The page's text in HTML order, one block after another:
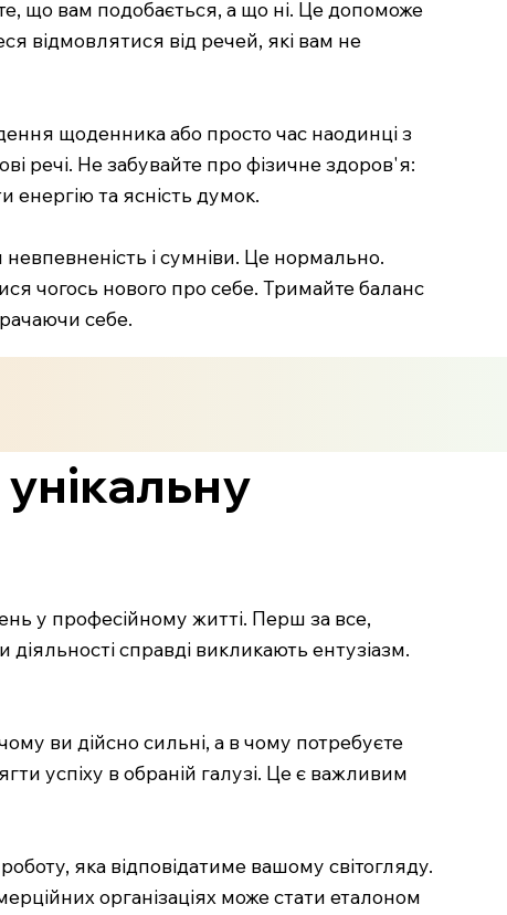
що вам подобається, а що ні. Це допоможе
відмовлятися від речей, які вам не
щоденника або просто час наодинці з
речі. Не забувайте про фізичне здоров'я:
та ясність думок.
і сумніви. Це нормально.
чогось нового про себе. Тримайте баланс
себе.
у професійному житті. Перш за все,
справді викликають ентузіазм.
ви дійсно сильні, а в чому потребуєте
успіху в обраній галузі. Це є важливим
яка відповідатиме вашому світогляду.
організаціях може стати еталоном